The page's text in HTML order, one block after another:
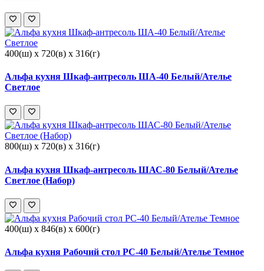
400(ш) x 720(в) x 316(г)
Альфа кухня Шкаф-антресоль ША-40 Белый/Ателье
Светлое
800(ш) x 720(в) x 316(г)
Альфа кухня Шкаф-антресоль ШАС-80 Белый/Ателье
Светлое (Набор)
400(ш) x 846(в) x 600(г)
Альфа кухня Рабочий стол РС-40 Белый/Ателье Темное